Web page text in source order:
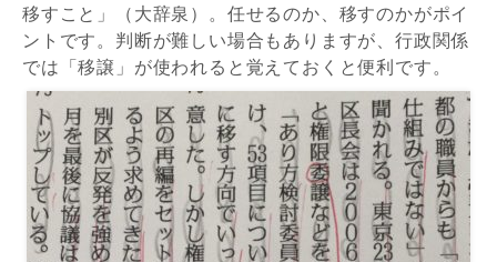
移すこと」（大辞泉）。任せるのか、移すのかがポイ
ントです。判断が難しい場合もありますが、行政関係
では「移譲」が使われると覚えておくと便利です。